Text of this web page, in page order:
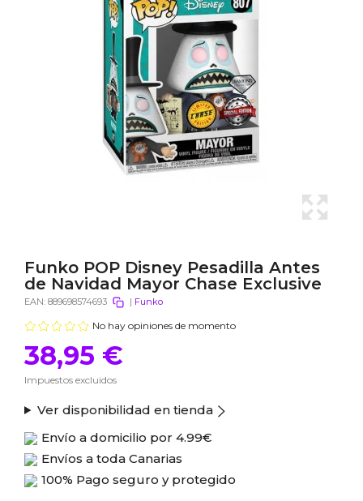
Funko POP Disney Pesadilla Antes
de Navidad Mayor Chase Exclusive
EAN: 889698574693 | Funko
No hay opiniones de momento
38,95 €
Impuestos excluidos
Ver disponibilidad en tienda
Envío a domicilio por 4.99€
Envíos a toda Canarias
100% Pago seguro y protegido